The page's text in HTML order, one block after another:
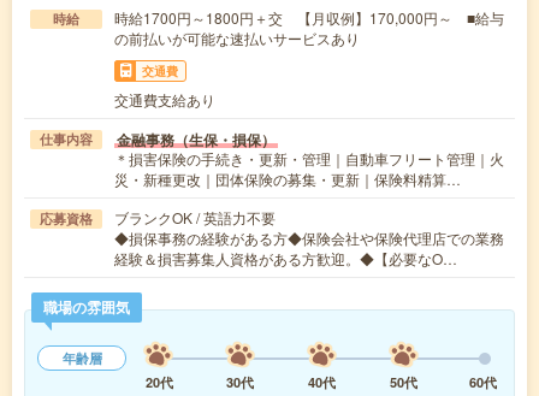
時給
時給1700円～1800円＋交 【月収例】170,000円～ ■給与
の前払いが可能な速払いサービスあり
交通費
交通費支給あり
仕事内容 金融事務（生保・損保）
＊損害保険の手続き・更新・管理｜自動車フリート管理｜火
災・新種更改｜団体保険の募集・更新｜保険料精算…
応募資格
ブランクOK / 英語力不要
◆損保事務の経験がある方◆保険会社や保険代理店での業務
経験＆損害募集人資格がある方歓迎。◆【必要なO…
職場の雰囲気
年齢層
20代
30代 40代 50代
60代